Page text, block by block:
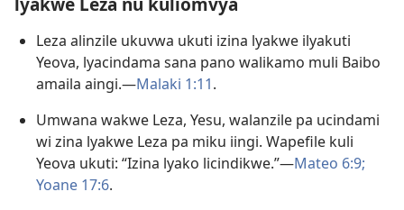
Leza alinzile ukuvwa ukuti izina lyakwe ilyakuti
Yeova, lyacindama sana pano walikamo muli Baibo
amaila aingi.—Malaki 1:11.
Umwana wakwe Leza, Yesu, walanzile pa ucindami
wi zina lyakwe Leza pa miku iingi. Wapefile kuli
Yeova ukuti: “Izina lyako licindikwe.”—Mateo 6:9;
Yoane 17:6.